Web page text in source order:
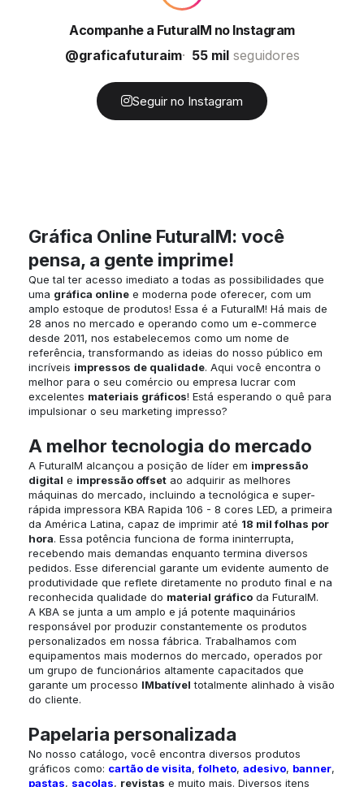
Acompanhe a FuturaIM no Instagram
@graficafuturaim
55 milseguidores
Seguir no Instagram
Gráfica Online FuturaIM: você
pensa, a gente imprime!
Que tal ter acesso imediato a todas as possibilidades que
uma gráfica online e moderna pode oferecer, com um
amplo estoque de produtos! Essa é a FuturaIM! Há mais de
28 anos no mercado e operando como um e-commerce
desde 2011, nos estabelecemos como um nome de
referência, transformando as ideias do nosso público em
incríveis impressos de qualidade. Aqui você encontra o
melhor para o seu comércio ou empresa lucrar com
excelentes materiais gráficos! Está esperando o quê para
impulsionar o seu marketing impresso?
A melhor tecnologia do mercado
A FuturaIM alcançou a posição de líder em impressão
digital e impressão offset ao adquirir as melhores
máquinas do mercado, incluindo a tecnológica e super-
rápida impressora KBA Rapida 106 - 8 cores LED, a primeira
da América Latina, capaz de imprimir até 18 mil folhas por
hora. Essa potência funciona de forma ininterrupta,
recebendo mais demandas enquanto termina diversos
pedidos. Esse diferencial garante um evidente aumento de
produtividade que reflete diretamente no produto final e na
reconhecida qualidade do material gráfico da FuturaIM.
A KBA se junta a um amplo e já potente maquinários
responsável por produzir constantemente os produtos
personalizados em nossa fábrica. Trabalhamos com
equipamentos mais modernos do mercado, operados por
um grupo de funcionários altamente capacitados que
garante um processo IMbatível totalmente alinhado à visão
do cliente.
Papelaria personalizada
No nosso catálogo, você encontra diversos produtos
gráficos como: cartão de visita,folheto, adesivo, banner,
pastas, sacolas, revistas e muito mais. Diversos itens